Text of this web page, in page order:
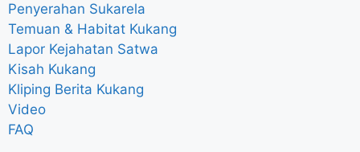
Penyerahan Sukarela
Temuan & Habitat Kukang
Lapor Kejahatan Satwa
Kisah Kukang
Kliping Berita Kukang
Video
FAQ